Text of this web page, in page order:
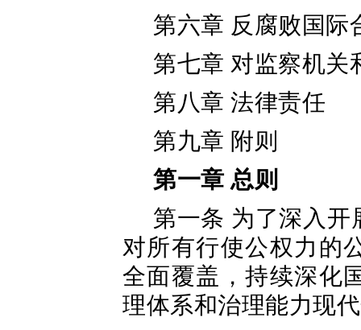
第六章 反腐败国际
第七章 对监察机关
第八章 法律责任
第九章 附则
第一章 总则
第一条 为了深入
对所有行使公权力的
全面覆盖，持续深化
理体系和治理能力现